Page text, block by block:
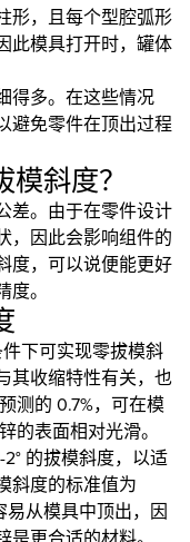
形，且每个型腔弧形
此模具打开时，罐体
得多。在这些情况
避免零件在顶出过程
斜度？
差。由于在零件设计
，因此会影响组件的
度，可以说便能更好
。
下可实现零拔模斜
其收缩特性有关，也
测的 0.7%，可在模
的表面相对光滑。
的拔模斜度，以适
斜度的标准值为
易从模具中顶出，因